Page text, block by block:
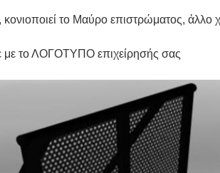
κονιοποιεί το Μαύρο επιστρώματος, άλλο
με το ΛΟΓΟΤΥΠΟ επιχείρησής σας